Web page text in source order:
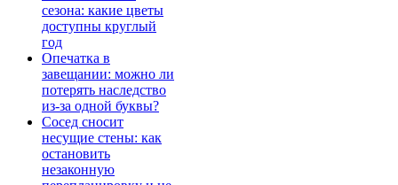
сезона: какие цветы
доступны круглый
год
Опечатка в
завещании: можно ли
потерять наследство
из-за одной буквы?
Сосед сносит
несущие стены: как
остановить
незаконную